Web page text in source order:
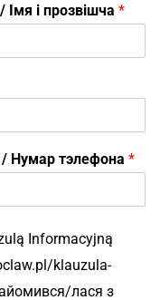
і прозвішча *
Нумар тэлефона *
Informacyjną
klauzula-
лася з